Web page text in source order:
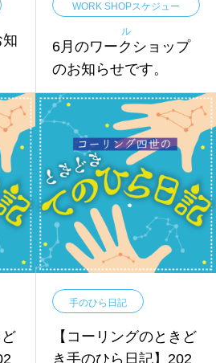
WORK SHOPスケジュー
ル
6月のワークショップ
のお知らせです。
手のひら日記
【コーリングのときど
き手のひら日記】202